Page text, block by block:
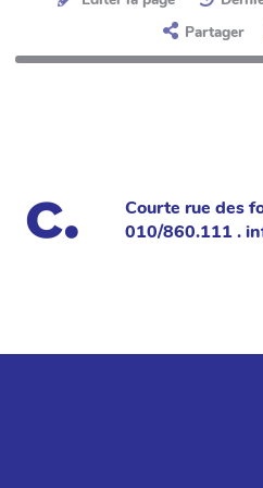
Partager
Courte rue des
010/860.111 .